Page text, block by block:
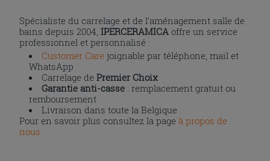
Spécialiste du carrelage et de l’aménagement salle de
bains depuis 2004,IPERCERAMICA offre un service
professionnel et personnalisé :
Customer Care joignable par téléphone, mail et
WhatsApp
Carrelage dePremier Choix
Garantie anti-casse : remplacement gratuit ou
remboursement
Livraison dans toute la Belgique
Pour en savoir plus consultez la page à propos de
nous